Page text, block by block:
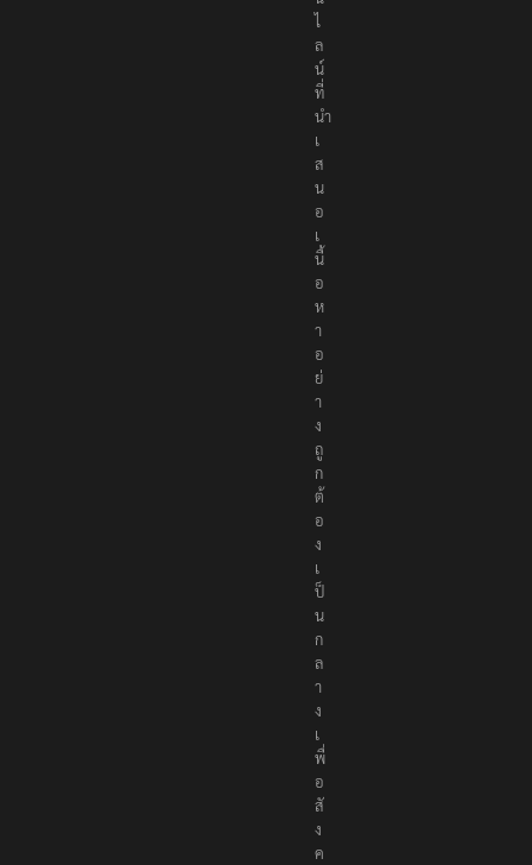
ไ
ล
น์
ที่
นำ
เ
ส
น
อ
เ
นื้
อ
ห
า
อ
ย่
า
ง
ถู
ก
ต้
อ
ง
เ
ป็
น
ก
ล
า
ง
เ
พื่
อ
สั
ง
ค